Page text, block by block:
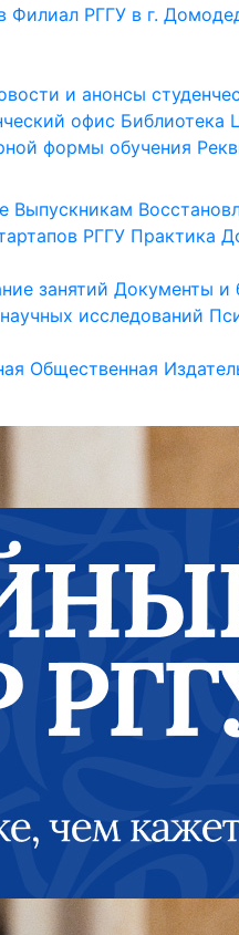
Филиал РГГУ в г.
и анонсы
офис Библиотека
формы обучения
Выпускникам
РГГУ Практика
занятий Документы и
исследований
Общественная